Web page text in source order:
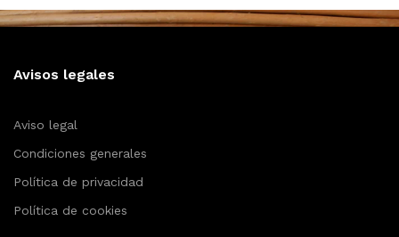
Avisos legales
Aviso legal
Condiciones generales
Política de privacidad
Política de cookies